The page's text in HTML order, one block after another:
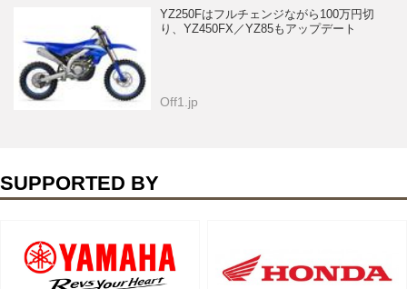
YZ250Fはフルチェンジながら100万円切
り、YZ450FX／YZ85もアップデート
Off1.jp
SUPPORTED BY